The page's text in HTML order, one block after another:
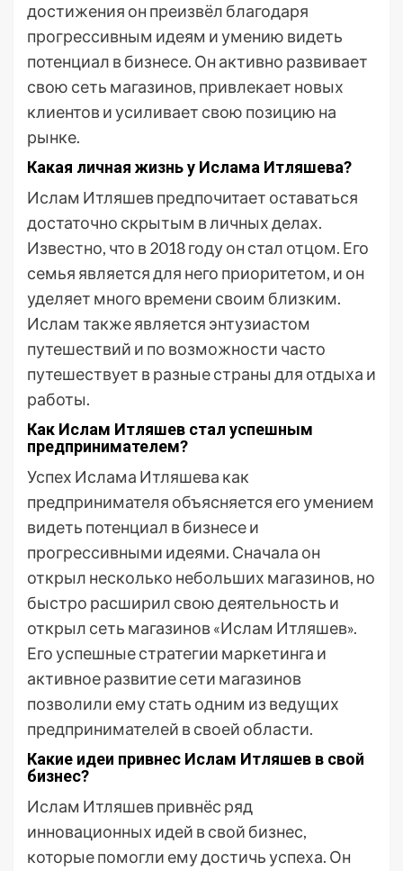
достижения он преизвёл благодаря
прогрессивным идеям и умению видеть
потенциал в бизнесе. Он активно развивает
свою сеть магазинов, привлекает новых
клиентов и усиливает свою позицию на
рынке.
Какая личная жизнь у Ислама Итляшева?
Ислам Итляшев предпочитает оставаться
достаточно скрытым в личных делах.
Известно, что в 2018 году он стал отцом. Его
семья является для него приоритетом, и он
уделяет много времени своим близким.
Ислам также является энтузиастом
путешествий и по возможности часто
путешествует в разные страны для отдыха и
работы.
Как Ислам Итляшев стал успешным
предпринимателем?
Успех Ислама Итляшева как
предпринимателя объясняется его умением
видеть потенциал в бизнесе и
прогрессивными идеями. Сначала он
открыл несколько небольших магазинов, но
быстро расширил свою деятельность и
открыл сеть магазинов «Ислам Итляшев».
Его успешные стратегии маркетинга и
активное развитие сети магазинов
позволили ему стать одним из ведущих
предпринимателей в своей области.
Какие идеи привнес Ислам Итляшев в свой
бизнес?
Ислам Итляшев привнёс ряд
инновационных идей в свой бизнес,
которые помогли ему достичь успеха. Он